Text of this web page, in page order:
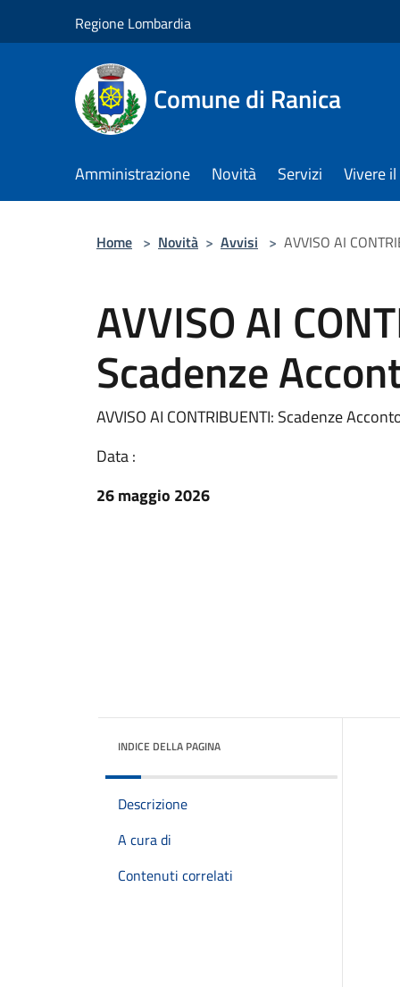
Regione Lombardia
Comune di Ranica
Amministrazione Novità Servizi Vivere
Home > Novità > Avvisi > AVVISO AI
AVVISO AI
Scadenze
AVVISO AI CONTRIBUENTI: Scadenze
Data :
26 maggio 2026
INDICE DELLA PAGINA
Descrizione
A cura di
Contenuti correlati